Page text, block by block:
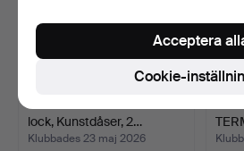
lock, Kunstdåser, 2…
Klubbades 23 maj 2026
Cookie-
Acceptera